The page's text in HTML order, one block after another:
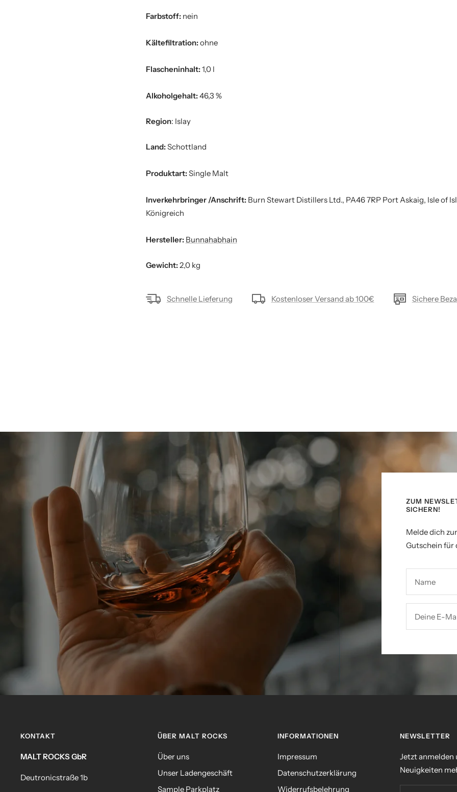
Farbstoff: nein
Kältefiltration:ohne
Flascheninhalt:1,0 l
Alkoholgehalt:46,3 %
Region: Islay
Land:Schottland
Produktart:Single Malt
Inverkehrbringer /Anschrift: Burn Stewart Distillers Ltd., PA46 7RP Port Askaig, Isle of
Königreich
Hersteller: Bunnahabhain
Gewicht:2,0 kg
Schnelle Lieferung Kostenloser Versand ab 100€ Sichere
ZUM
SICHERN!
Melde dich
Gutschein für
Name
Deine E-
KONTAKT
MALT ROCKS GbR
Deutronicstraße 1b
ÜBER MALT ROCKS
Über uns
Unser Ladengeschäft
Sample Parkplatz
INFORMATIONEN
Impressum
Datenschutzerklärung
Widerrufsbelehrung
NEWSLETTER
Jetzt anmelden
Neuigkeiten